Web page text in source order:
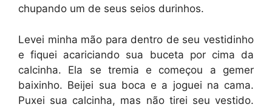
chupando um de seus seios durinhos.
Levei minha mão para dentro de seu vestidinho
e fiquei acariciando sua buceta por cima da
calcinha. Ela se tremia e começou a gemer
baixinho. Beijei sua boca e a joguei na cama.
Puxei sua calcinha, mas não tirei seu vestido.